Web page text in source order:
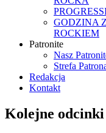
GODZINA
ROCKIEM
Patronite
Nasz
Strefa
Redakcja
Kontakt
Kolejne